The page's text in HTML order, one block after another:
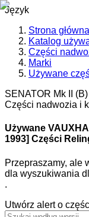
Język
Strona główna
Katalog
Części
Marki
Używane
SENATOR Mk II
Części nadwozia i
Używane
1993] Części
Przepraszamy, ale
dla wyszukiwania
.
Utwórz alert o